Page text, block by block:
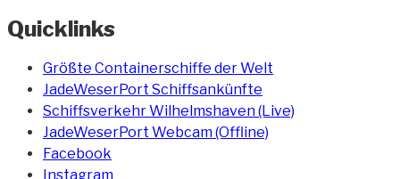
Quicklinks
Größte Containerschiffe der Welt
JadeWeserPort Schiffsankünfte
Schiffsverkehr Wilhelmshaven (Live)
JadeWeserPort Webcam (Offline)
Facebook
Instagram